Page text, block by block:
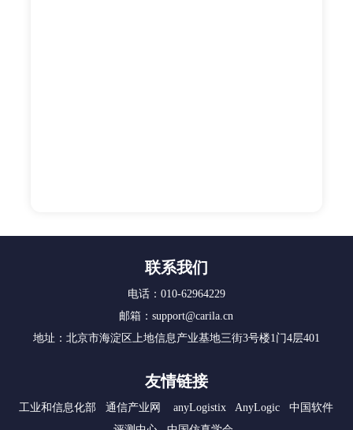
联系我们
电话：010-62964229
邮箱：support@carila.cn
地址：北京市海淀区上地信息产业基地三街3号楼1门4层401
友情链接
工业和信息化部 通信产业网 anyLogistix AnyLogic
中国软件